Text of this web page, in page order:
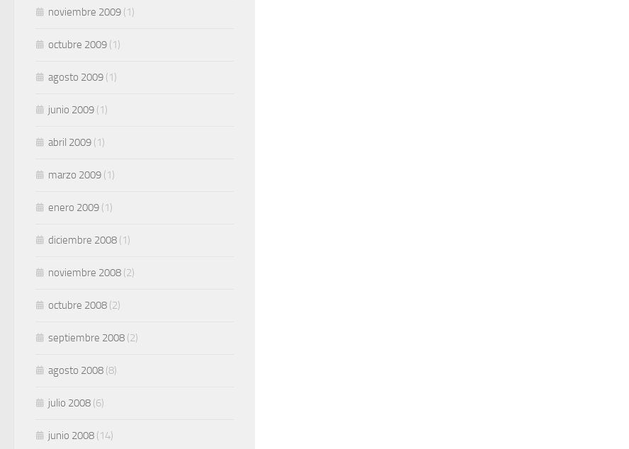
noviembre 2009 (1)
octubre 2009 (1)
agosto 2009 (1)
junio 2009 (1)
abril 2009 (1)
marzo 2009 (1)
enero 2009 (1)
diciembre 2008 (1)
noviembre 2008 (2)
octubre 2008 (2)
septiembre 2008 (2)
agosto 2008 (8)
julio 2008 (6)
junio 2008 (14)